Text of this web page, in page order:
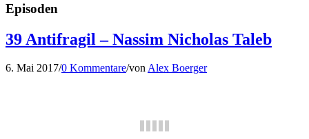
Episoden
39 Antifragil – Nassim Nicholas Taleb
6. Mai 2017/0 Kommentare/vonAlex Boerger